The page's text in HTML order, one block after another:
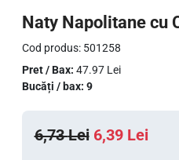
Naty Napolitane cu
Cod produs: 501258
Pret / Bax: 47.97 Lei
Bucăți / bax: 9
6,73Lei P
6,39 LeiP